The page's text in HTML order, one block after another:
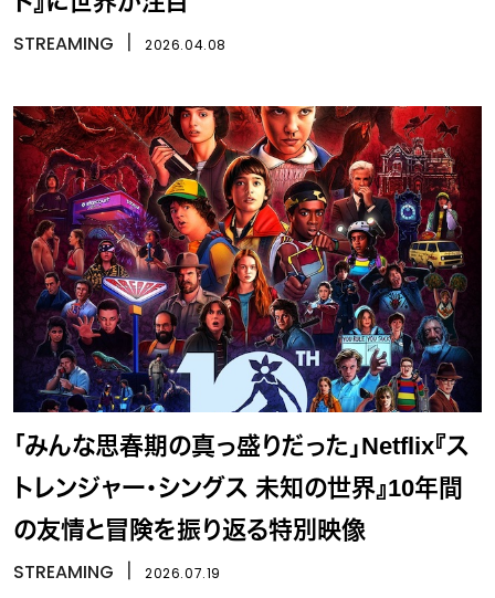
STREAMING 2026.04.08
「みんな思春期の真っ盛りだった」Netflix『ス
トレンジャー・シングス 未知の世界』10年間
の友情と冒険を振り返る特別映像
STREAMING 2026.07.19